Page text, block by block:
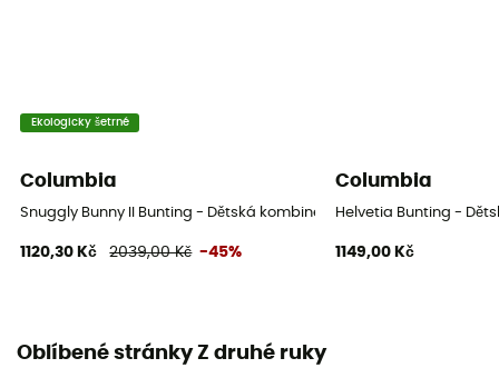
Ekologicky šetrné
Columbia
Snuggly Bunny II Bunting - Dětská kombinéza
1120,30 Kč 2039,00 Kč -45%
Columbia
Helvetia Bunting -
1149,00 Kč
Oblíbené stránky Z druhé ruky